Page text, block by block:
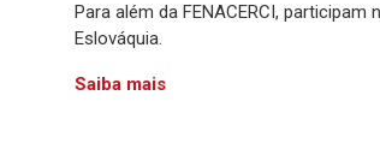
Para além da FENACERCI,
Eslováquia.
Saiba mais